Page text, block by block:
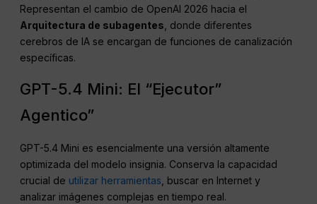
Representan el cambio de OpenAI 2026 hacia el
Arquitectura de subagentes , donde diferentes
cerebros de IA se encargan de funciones de canalización
específicas.
GPT-5.4 Mini: El “Ejecutor”
Agentico”
GPT-5.4 Mini es esencialmente una versión altamente
optimizada del modelo insignia. Conserva la capacidad
crucial de utilizar herramientas , buscar en Internet y
analizar imágenes complejas en tiempo real.